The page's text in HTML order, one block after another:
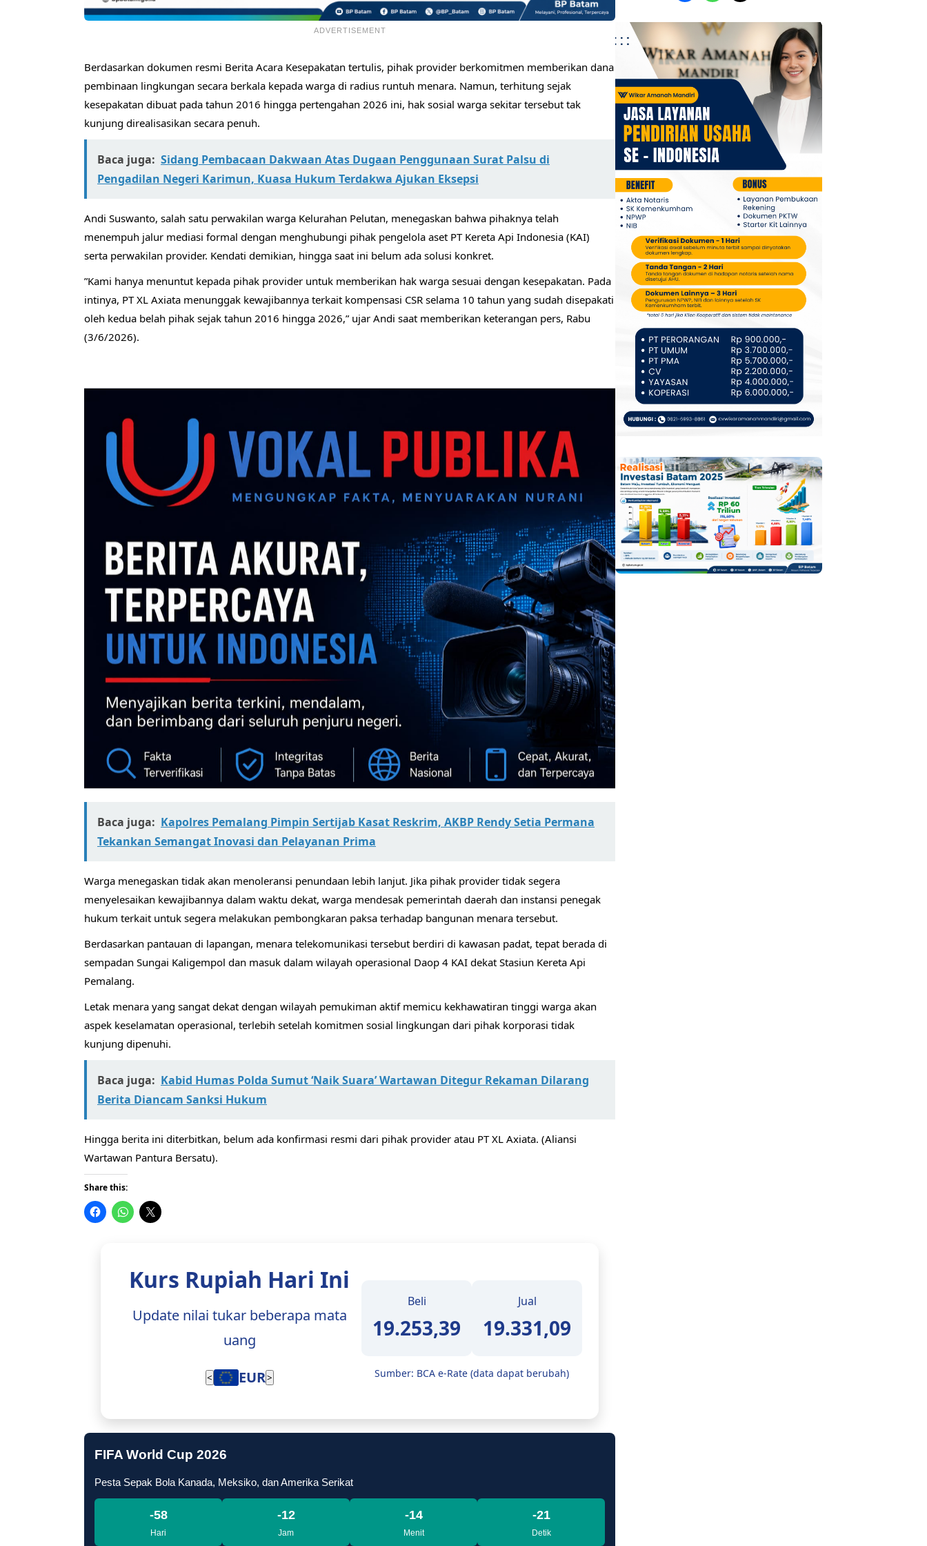
ADVERTISEMENT
​Berdasarkan dokumen resmi Berita Acara Kesepakatan tertulis, pihak provider berkomitmen memberikan dana
pembinaan lingkungan secara berkala kepada warga di radius runtuh menara. Namun, terhitung sejak
kesepakatan dibuat pada tahun 2016 hingga pertengahan 2026 ini, hak sosial warga sekitar tersebut tak
kunjung direalisasikan secara penuh.
Baca juga: Sidang Pembacaan Dakwaan Atas Dugaan Penggunaan Surat Palsu di
Pengadilan Negeri Karimun, Kuasa Hukum Terdakwa Ajukan Eksepsi
​Andi Suswanto, salah satu perwakilan warga Kelurahan Pelutan, menegaskan bahwa pihaknya telah
menempuh jalur mediasi formal dengan menghubungi pihak pengelola aset PT Kereta Api Indonesia (KAI)
serta perwakilan provider. Kendati demikian, hingga saat ini belum ada solusi konkret.
​”Kami hanya menuntut kepada pihak provider untuk memberikan hak warga sesuai dengan kesepakatan. Pada
intinya, PT XL Axiata menunggak kewajibannya terkait kompensasi CSR selama 10 tahun yang sudah disepakati
oleh kedua belah pihak sejak tahun 2016 hingga 2026,” ujar Andi saat memberikan keterangan pers, Rabu
(3/6/2026).
Baca juga: Kapolres Pemalang Pimpin Sertijab Kasat Reskrim, AKBP Rendy Setia Permana
Tekankan Semangat Inovasi dan Pelayanan Prima
​Warga menegaskan tidak akan menoleransi penundaan lebih lanjut. Jika pihak provider tidak segera
menyelesaikan kewajibannya dalam waktu dekat, warga mendesak pemerintah daerah dan instansi penegak
hukum terkait untuk segera melakukan pembongkaran paksa terhadap bangunan menara tersebut.
​Berdasarkan pantauan di lapangan, menara telekomunikasi tersebut berdiri di kawasan padat, tepat berada di
sempadan Sungai Kaligempol dan masuk dalam wilayah operasional Daop 4 KAI dekat Stasiun Kereta Api
Pemalang.
Letak menara yang sangat dekat dengan wilayah pemukiman aktif memicu kekhawatiran tinggi warga akan
aspek keselamatan operasional, terlebih setelah komitmen sosial lingkungan dari pihak korporasi tidak
kunjung dipenuhi.
Baca juga: Kabid Humas Polda Sumut ‘Naik Suara’ Wartawan Ditegur Rekaman Dilarang
Berita Diancam Sanksi Hukum
Hingga berita ini diterbitkan, belum ada konfirmasi resmi dari pihak provider atau PT XL Axiata. (Aliansi
Wartawan Pantura Bersatu).
Share this:
Kurs Rupiah Hari Ini
Update nilai tukar beberapa mata
uang
< EUR>
Beli
19.253,39
Jual
19.331,09
Sumber: BCA e-Rate (data dapat berubah)
FIFA World Cup 2026
Pesta Sepak Bola Kanada, Meksiko, dan Amerika Serikat
-58
Hari
-12
Jam
-14
Menit
-23
Detik